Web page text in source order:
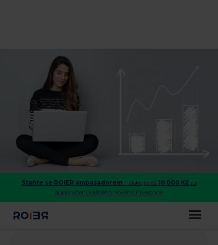
Staňte se ROIER ambasadorem – získejte až 10 000 Kčza
doporučení každého nového investora!
Co náš čeká po získání licence